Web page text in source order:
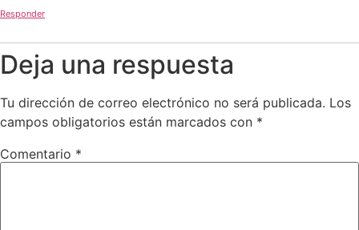
Responder
Deja una respuesta
Tu dirección de correo electrónico no será publicada. Los
campos obligatorios están marcados con *
Comentario *